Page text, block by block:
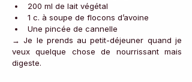
200 ml de lait végétal
1 c. à soupe de flocons d’avoine
Une pincée de cannelle
→ Je le prends au petit-déjeuner quand je
veux quelque chose de nourrissant mais
digeste.